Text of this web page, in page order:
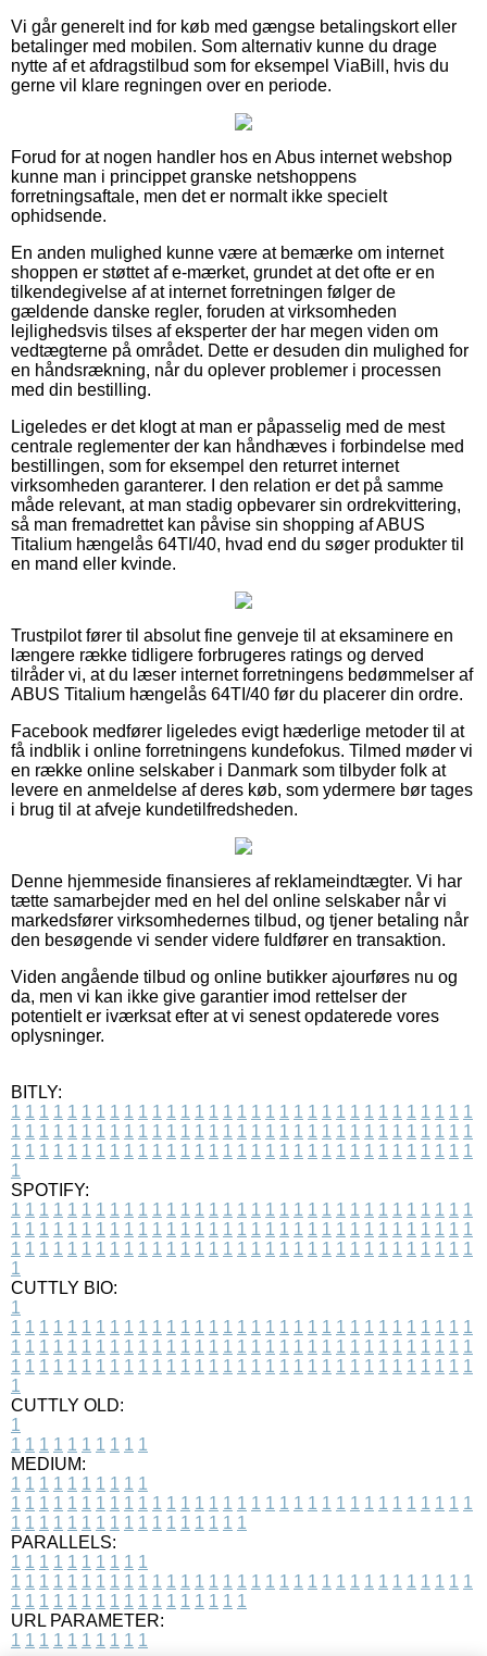
Vi går generelt ind for køb med gængse betalingskort eller
betalinger med mobilen. Som alternativ kunne du drage
nytte af et afdragstilbud som for eksempel ViaBill, hvis du
gerne vil klare regningen over en periode.
Forud for at nogen handler hos en Abus internet webshop
kunne man i princippet granske netshoppens
forretningsaftale, men det er normalt ikke specielt
ophidsende.
En anden mulighed kunne være at bemærke om internet
shoppen er støttet af e-mærket, grundet at det ofte er en
tilkendegivelse af at internet forretningen følger de
gældende danske regler, foruden at virksomheden
lejlighedsvis tilses af eksperter der har megen viden om
vedtægterne på området. Dette er desuden din mulighed for
en håndsrækning, når du oplever problemer i processen
med din bestilling.
Ligeledes er det klogt at man er påpasselig med de mest
centrale reglementer der kan håndhæves i forbindelse med
bestillingen, som for eksempel den returret internet
virksomheden garanterer. I den relation er det på samme
måde relevant, at man stadig opbevarer sin ordrekvittering,
så man fremadrettet kan påvise sin shopping af ABUS
Titalium hængelås 64TI/40, hvad end du søger produkter til
en mand eller kvinde.
Trustpilot fører til absolut fine genveje til at eksaminere en
længere række tidligere forbrugeres ratings og derved
tilråder vi, at du læser internet forretningens bedømmelser af
ABUS Titalium hængelås 64TI/40 før du placerer din ordre.
Facebook medfører ligeledes evigt hæderlige metoder til at
få indblik i online forretningens kundefokus. Tilmed møder vi
en række online selskaber i Danmark som tilbyder folk at
levere en anmeldelse af deres køb, som ydermere bør tages
i brug til at afveje kundetilfredsheden.
Denne hjemmeside finansieres af reklameindtægter. Vi har
tætte samarbejder med en hel del online selskaber når vi
markedsfører virksomhedernes tilbud, og tjener betaling når
den besøgende vi sender videre fuldfører en transaktion.
Viden angående tilbud og online butikker ajourføres nu og
da, men vi kan ikke give garantier imod rettelser der
potentielt er iværksat efter at vi senest opdaterede vores
oplysninger.
BITLY:
1 1 1 1 1 1 1 1 1 1 1 1 1 1 1 1 1 1 1 1 1 1 1 1 1 1 1 1 1 1 1 1 1
1 1 1 1 1 1 1 1 1 1 1 1 1 1 1 1 1 1 1 1 1 1 1 1 1 1 1 1 1 1 1 1 1
1 1 1 1 1 1 1 1 1 1 1 1 1 1 1 1 1 1 1 1 1 1 1 1 1 1 1 1 1 1 1 1 1
1
SPOTIFY:
1 1 1 1 1 1 1 1 1 1 1 1 1 1 1 1 1 1 1 1 1 1 1 1 1 1 1 1 1 1 1 1 1
1 1 1 1 1 1 1 1 1 1 1 1 1 1 1 1 1 1 1 1 1 1 1 1 1 1 1 1 1 1 1 1 1
1 1 1 1 1 1 1 1 1 1 1 1 1 1 1 1 1 1 1 1 1 1 1 1 1 1 1 1 1 1 1 1 1
1
CUTTLY BIO:
1
1 1 1 1 1 1 1 1 1 1 1 1 1 1 1 1 1 1 1 1 1 1 1 1 1 1 1 1 1 1 1 1 1
1 1 1 1 1 1 1 1 1 1 1 1 1 1 1 1 1 1 1 1 1 1 1 1 1 1 1 1 1 1 1 1 1
1 1 1 1 1 1 1 1 1 1 1 1 1 1 1 1 1 1 1 1 1 1 1 1 1 1 1 1 1 1 1 1 1
1
CUTTLY OLD:
1
1 1 1 1 1 1 1 1 1 1
MEDIUM:
1 1 1 1 1 1 1 1 1 1
1 1 1 1 1 1 1 1 1 1 1 1 1 1 1 1 1 1 1 1 1 1 1 1 1 1 1 1 1 1 1 1 1
1 1 1 1 1 1 1 1 1 1 1 1 1 1 1 1 1
PARALLELS:
1 1 1 1 1 1 1 1 1 1
1 1 1 1 1 1 1 1 1 1 1 1 1 1 1 1 1 1 1 1 1 1 1 1 1 1 1 1 1 1 1 1 1
1 1 1 1 1 1 1 1 1 1 1 1 1 1 1 1 1
URL PARAMETER:
1 1 1 1 1 1 1 1 1 1